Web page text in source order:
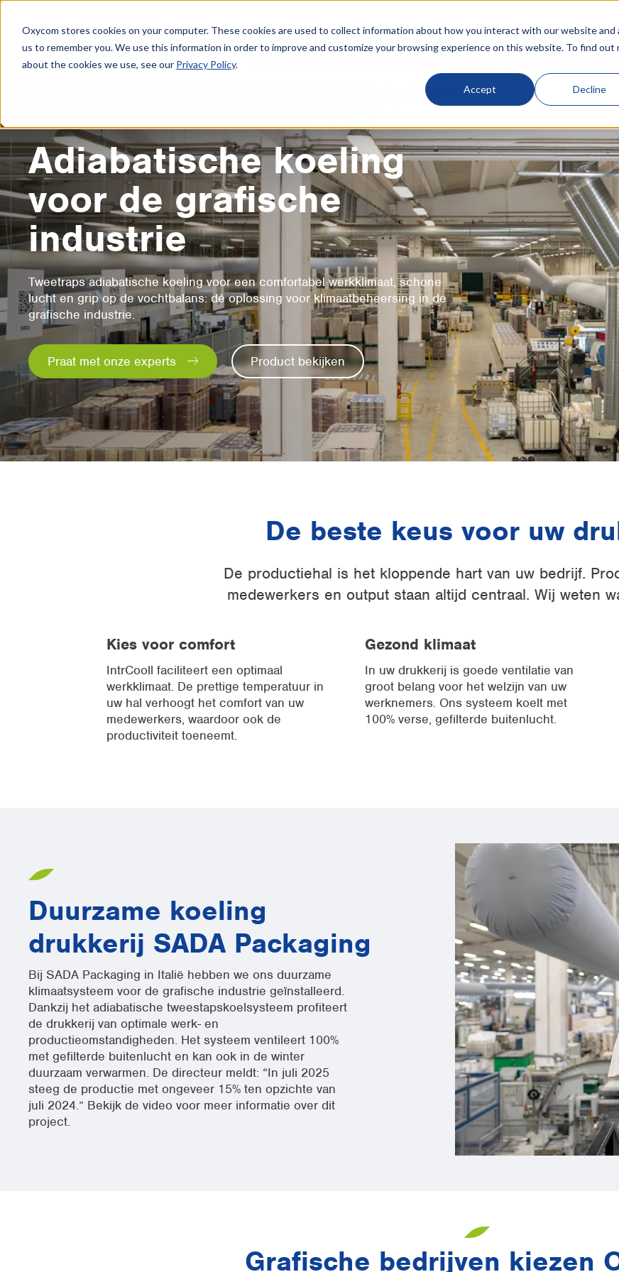
Oxycom stores cookies on your computer. These cookies are used to collect information about how you interact with our website and
us to remember you. We use this information in order to improve and customize your browsing experience on this website. To find out
about the cookies we use, see our Privacy Policy.
Accept Decline
Adiabatische koeling
voor de grafische
industrie
Tweetraps adiabatische koeling voor een comfortabel werkklimaat, schone
lucht en grip op de vochtbalans: dé oplossing voor klimaatbeheersing in de
grafische industrie.
Praat met onze experts Product bekijken
De beste keus voor uw
De productiehal is het kloppende hart van uw bedrijf.
medewerkers en output staan altijd centraal. Wij weten
Kies voor comfort
IntrCooll faciliteert een optimaal
werkklimaat. De prettige temperatuur in
uw hal verhoogt het comfort van uw
medewerkers, waardoor ook de
productiviteit toeneemt.
Gezond klimaat
In uw drukkerij is goede ventilatie van
groot belang voor het welzijn van uw
werknemers. Ons systeem koelt met
100% verse, gefilterde buitenlucht.
Duurzame koeling
drukkerij SADA Packaging
Bij SADA Packaging in Italië hebben we ons duurzame
klimaatsysteem voor de grafische industrie geïnstalleerd.
Dankzij het adiabatische tweestapskoelsysteem profiteert
de drukkerij van optimale werk- en
productieomstandigheden. Het systeem ventileert 100%
met gefilterde buitenlucht en kan ook in de winter
duurzaam verwarmen. De directeur meldt: “In juli 2025
steeg de productie met ongeveer 15% ten opzichte van
juli 2024.” Bekijk de video voor meer informatie over dit
project.
Grafische bedrijven kiezen